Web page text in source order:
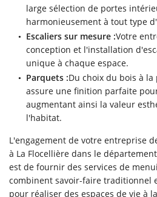
Avis
Contact
large sélection de portes
harmonieusement à tout type
Escaliers sur mesure :Votre
conception et l'installation
unique à chaque espace.
Parquets :Du choix du bois à
assure une finition parfaite
augmentant ainsi la valeur
l'habitat.
L'engagement de votre entreprise
à La Flocellière dans le
est de fournir des services de
combinent savoir-faire traditionnel
pour réaliser des espaces de vie à